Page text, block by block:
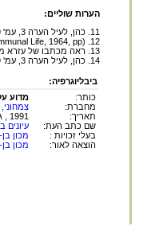
הערות שוליים:
11. כהן, לעיל הערה 3, עמ' 100-99, 118-113.
12. (unpublished 151-153 A.S. Elkabir, My Communal Life, 1964, pp. [להלן: אלכביר, חיי העדתיים]
13. ראה מכתבו של עזרא מנחם דניאל למזכיר ההסתדרות הציונית בלונדון, 8 בספטמבר 1922, אצ"מ ZA/2101; כהן, לעיל הערה 3, עמ' 238.
14. כהן, לעיל הערה 3, עמ' 172-169: ריאיון שערכתי עם שאול סחייק, 15 ביולי 1989.
ביבליוגרפיה:
כותר:
מדוע
מחברת:
תאריך:
1991 , גליון 1
שם כתב העת:
בעלי זכויות :
מכון
הוצאה לאור:
מכון